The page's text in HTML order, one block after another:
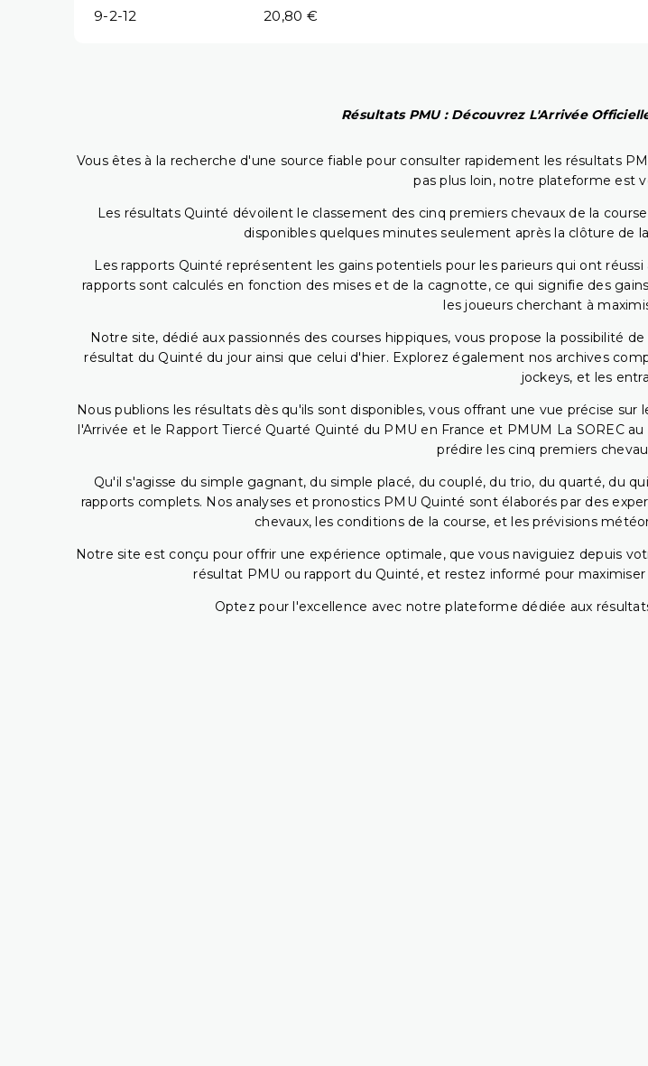
9-2-12
20,80 €
Résultats PMU : Découvrez L'Arrivée
Vous êtes à la recherche d'une source fiable pour consulter rapidement les résultats
pas plus loin, notre plateforme est
Les résultats Quinté dévoilent le classement des cinq premiers chevaux de la
disponibles quelques minutes seulement après la clôture de
Les rapports Quinté représentent les gains potentiels pour les parieurs qui ont
rapports sont calculés en fonction des mises et de la cagnotte, ce qui signifie des
les joueurs cherchant à
Notre site, dédié aux passionnés des courses hippiques, vous propose la possibilité
résultat du Quinté du jour ainsi que celui d'hier. Explorez également nos archives
jockeys, et les
Nous publions les résultats dès qu'ils sont disponibles, vous offrant une vue précise
l'Arrivée et le Rapport Tiercé Quarté Quinté du PMU en France et PMUM La SOREC
prédire les cinq premiers
Qu'il s'agisse du simple gagnant, du simple placé, du couplé, du trio, du quarté, du
rapports complets. Nos analyses et pronostics PMU Quinté sont élaborés par des
chevaux, les conditions de la course, et les prévisions
Notre site est conçu pour offrir une expérience optimale, que vous naviguiez depuis
résultat PMU ou rapport du Quinté, et restez informé pour
Optez pour l'excellence avec notre plateforme dédiée aux